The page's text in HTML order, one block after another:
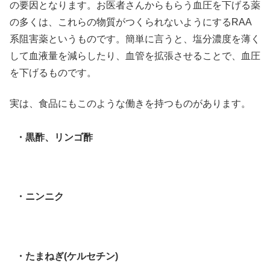
の要因となります。お医者さんからもらう血圧を下げる薬
の多くは、これらの物質がつくられないようにするRAA
系阻害薬というものです。簡単に言うと、塩分濃度を薄く
して血液量を減らしたり、血管を拡張させることで、血圧
を下げるものです。
実は、食品にもこのような働きを持つものがあります。
・黒酢、リンゴ酢
・ニンニク
・たまねぎ(ケルセチン)